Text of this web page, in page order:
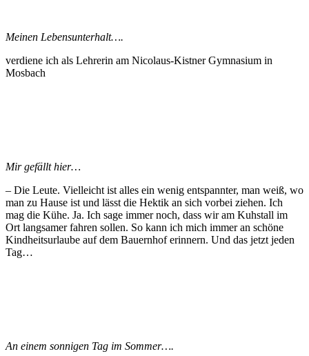
Meinen Lebensunterhalt….
verdiene ich als Lehrerin am Nicolaus-Kistner Gymnasium in
Mosbach
Mir gefällt hier…
– Die Leute. Vielleicht ist alles ein wenig entspannter, man weiß, wo
man zu Hause ist und lässt die Hektik an sich vorbei ziehen. Ich
mag die Kühe. Ja. Ich sage immer noch, dass wir am Kuhstall im
Ort langsamer fahren sollen. So kann ich mich immer an schöne
Kindheitsurlaube auf dem Bauernhof erinnern. Und das jetzt jeden
Tag…
An einem sonnigen Tag im Sommer….